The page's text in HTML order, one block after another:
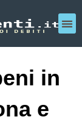
in
e